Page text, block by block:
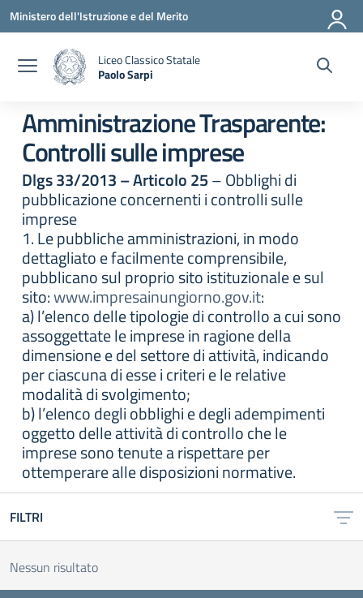
Vai ai contenuti
Vai al menu di navigazione
Vai al footer
Ministero dell'Istruzione e del Merito
Liceo Classico Statale
Paolo Sarpi
Amministrazione Trasparente:
Controlli sulle imprese
Dlgs 33/2013 – Articolo 25– Obblighi di
pubblicazione concernenti i controlli sulle
imprese
1. Le pubbliche amministrazioni, in modo
dettagliato e facilmente comprensibile,
pubblicano sul proprio sito istituzionale e sul
sito:www.impresainungiorno.gov.it:
a) l’elenco delle tipologie di controllo a cui sono
assoggettate le imprese in ragione della
dimensione e del settore di attività, indicando
per ciascuna di esse i criteri e le relative
modalità di svolgimento;
b) l’elenco degli obblighi e degli adempimenti
oggetto delle attività di controllo che le
imprese sono tenute a rispettare per
ottemperare alle disposizioni normative.
FILTRI
Nessun risultato